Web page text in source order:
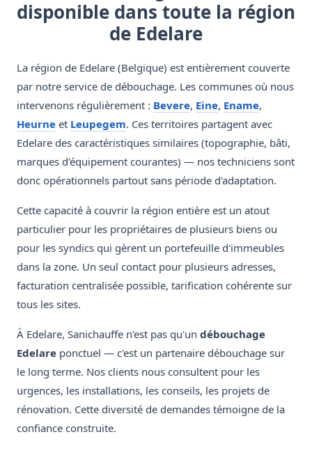
disponible dans toute la région
de Edelare
La région de Edelare (Belgique) est entièrement couverte
par notre service de débouchage. Les communes où nous
intervenons régulièrement : Bevere, Eine, Ename,
Heurne et Leupegem. Ces territoires partagent avec
Edelare des caractéristiques similaires (topographie, bâti,
marques d'équipement courantes) — nos techniciens sont
donc opérationnels partout sans période d'adaptation.
Cette capacité à couvrir la région entière est un atout
particulier pour les propriétaires de plusieurs biens ou
pour les syndics qui gèrent un portefeuille d'immeubles
dans la zone. Un seul contact pour plusieurs adresses,
facturation centralisée possible, tarification cohérente sur
tous les sites.
À Edelare, Sanichauffe n'est pas qu'un débouchage
Edelare ponctuel — c'est un partenaire débouchage sur
le long terme. Nos clients nous consultent pour les
urgences, les installations, les conseils, les projets de
rénovation. Cette diversité de demandes témoigne de la
confiance construite.